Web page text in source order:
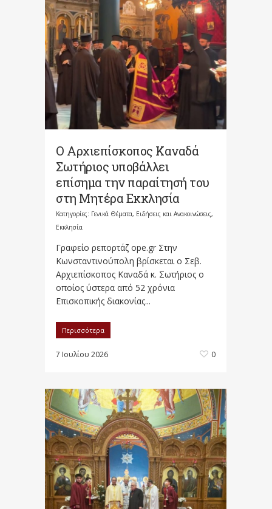
Ο Αρχιεπίσκοπος Καναδά
Σωτήριος υποβάλλει
επίσημα την παραίτησή του
στη Μητέρα Εκκλησία
Κατηγορίες: Γενικά Θέματα, Ειδήσεις και Ανακοινώσεις,
Εκκλησία
Γραφείο ρεπορτάζ ope.gr Στην
Κωνσταντινούπολη βρίσκεται ο Σεβ.
Αρχιεπίσκοπος Καναδά κ. Σωτήριος ο
οποίος ύστερα από 52 χρόνια
Επισκοπικής διακονίας...
Περισσότερα
7 Ιουλίου 2026 0